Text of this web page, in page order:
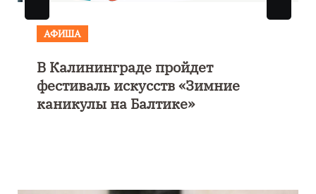
АФИША
В Калининграде пройдет
фестиваль искусств «Зимние
каникулы на Балтике»